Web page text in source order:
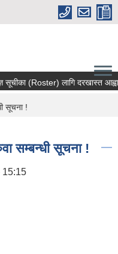
सूचीका (Roster) लागि दरखास्त आह्वान
सूचना !
सम्बन्धी सूचना !
15:15